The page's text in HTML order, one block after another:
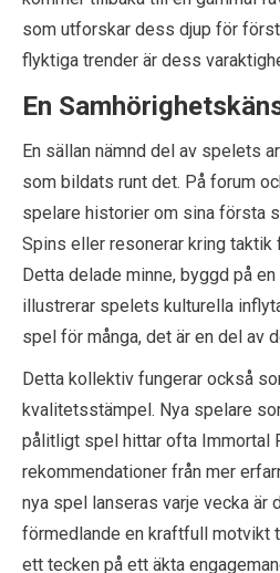
som utforskar dess djup för
flyktiga trender är dess
En
En sällan nämnd del av spelets
som bildats runt det. På forum
spelare historier om sina första
Spins eller resonerar kring taktik
Detta delade minne, byggd på
illustrerar spelets kulturella
spel för många, det är en del av
Detta kollektiv fungerar också
kvalitetsstämpel. Nya spelare
pålitligt spel hittar ofta Immortal
rekommendationer från mer
nya spel lanseras varje vecka är
förmedlande en kraftfull motvikt
ett tecken på ett äkta